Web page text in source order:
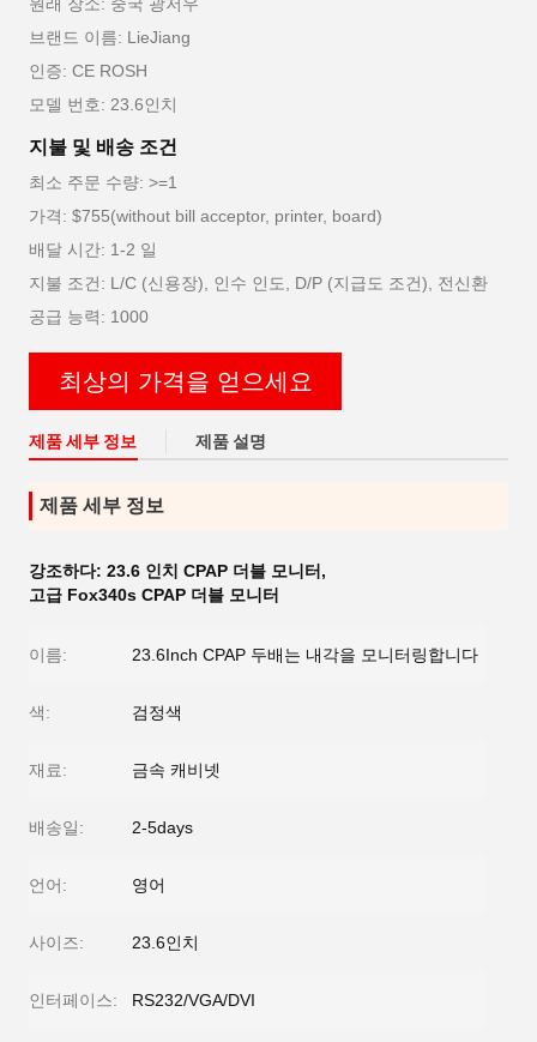
브랜드 이름: LieJiang
인증: CE ROSH
모델 번호: 23.6인치
지불 및 배송 조건
최소 주문 수량: >=1
가격: $755(without bill acceptor, printer, board)
배달 시간: 1-2 일
지불 조건: L/C (신용장), 인수 인도, D/P (지급도 조건), 전신환
공급 능력: 1000
최상의 가격을 얻으세요
제품 세부 정보 제품 설명
제품 세부 정보
강조하다: 23.6 인치 CPAP 더블 모니터 ,
고급 Fox340s CPAP 더블 모니터
이름: 23.6Inch CPAP 두배는 내각을 모니터링합니다
색: 검정색
재료: 금속 캐비넷
배송일: 2-5days
언어: 영어
사이즈: 23.6인치
인터페이스: RS232/VGA/DVI